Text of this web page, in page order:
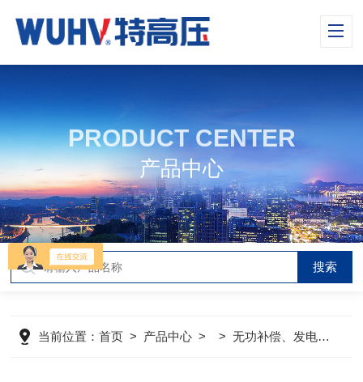
PRODUCT CENTER
产品中心
当前位置：首页 > 产品中心 > >无功补偿、发电机检测仪器